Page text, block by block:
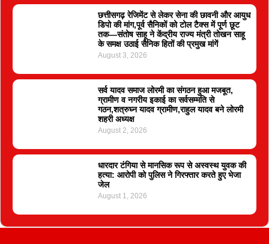
छत्तीसगढ़ रेजिमेंट से लेकर सेना की छावनी और आयुध
डिपो की मांग,पूर्व सैनिकों को टोल टैक्स में पूर्ण छूट
तक—संतोष साहू ने केंद्रीय राज्य मंत्री तोखन साहू
के समक्ष उठाई सैनिक हितों की प्रमुख मांगें
August 3, 2026
सर्व यादव समाज लोरमी का संगठन हुआ मजबूत,
ग्रामीण व नगरीय इकाई का सर्वसम्मति से
गठन,शत्रुघ्न यादव ग्रामीण,राहुल यादव बने लोरमी
शहरी अध्यक्ष
August 2, 2026
धारदार टंगिया से मानसिक रूप से अस्वस्थ युवक की
हत्या: आरोपी को पुलिस ने गिरफ्तार करते हुए भेजा
जेल
August 1, 2026